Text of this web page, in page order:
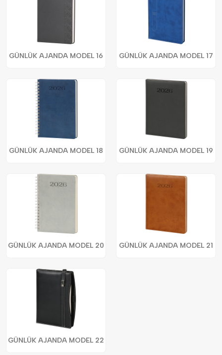
GÜNLÜK AJANDA MODEL 16 GÜNLÜK AJANDA MODEL 17
GÜNLÜK AJANDA MODEL 18 GÜNLÜK AJANDA MODEL 19
GÜNLÜK AJANDA MODEL 20 GÜNLÜK AJANDA MODEL 21
GÜNLÜK AJANDA MODEL 22